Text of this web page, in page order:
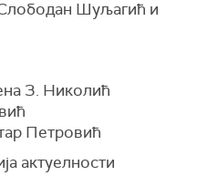
Шуљагић и
З. Николић
Петровић
актуелности